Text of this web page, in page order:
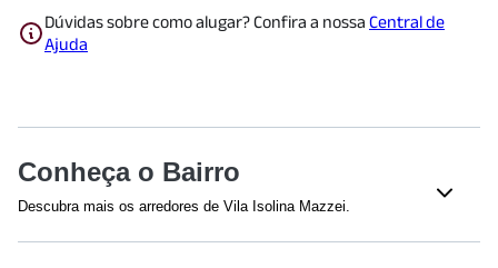
Dúvidas sobre como alugar? Confira a nossa Central de
Ajuda
Conheça o Bairro
Descubra mais os arredores de Vila Isolina Mazzei.